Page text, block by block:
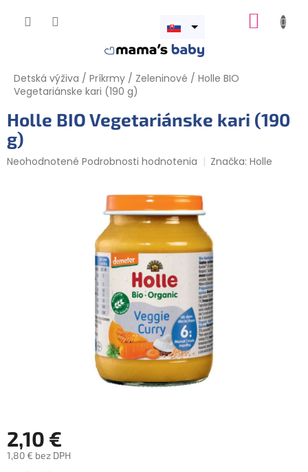
Otvoriť
Detská výživa / Príkrmy / Zeleninové / Holle BIO
Vegetariánske kari (190 g)
Holle BIO Vegetariánske kari (190
g)
Priemerné
Neohodnotené Podrobnosti hodnotenia Značka:Holle
2,10 €
1,80 € bez DPH